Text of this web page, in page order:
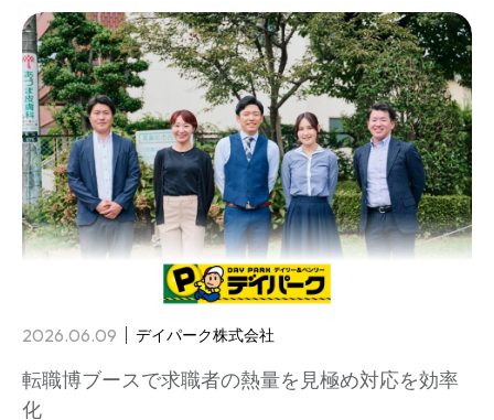
2026.06.09 デイパーク株式会社
転職博ブースで求職者の熱量を見極め対応を効率
化